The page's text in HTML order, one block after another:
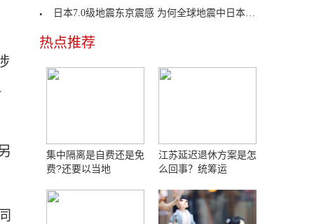
日本7.0级地震东京震感 为何全球地震中日本最为频
热点推荐
集中隔离是自费还是免
费?还要以当地
江苏延迟退休方案是怎
么回事？统筹运